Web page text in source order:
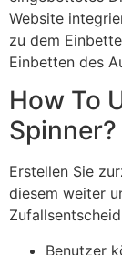
Website
zu dem
Einbetten des
How To
Spinner?
Erstellen Sie
diesem weiter
Benutzer